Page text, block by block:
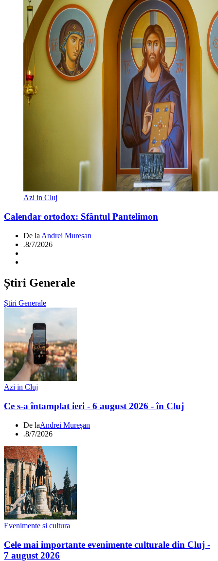
Azi in Cluj
Calendar ortodox: Sfântul Pantelimon
De la Andrei Mureșan
.8/7/2026
Știri Generale
Știri Generale
Azi in Cluj
Ce s-a întamplat ieri - 6 august 2026 - în Cluj
De laAndrei Mureșan
.8/7/2026
Evenimente si cultura
Cele mai importante evenimente culturale din Cluj -
7 august 2026